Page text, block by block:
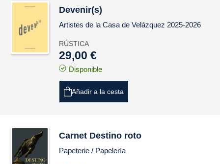
Devenir(s)
Artistes de la Casa de Velázquez 2025-2026
RÚSTICA
29,00 €
Disponible
Añadir a la cesta
Carnet Destino roto
Papeterie / Papelería